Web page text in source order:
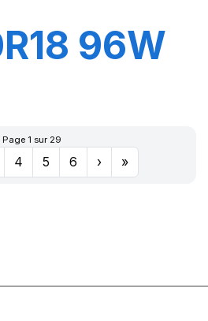
96W
Page 1 sur 29
4 5 6 › »